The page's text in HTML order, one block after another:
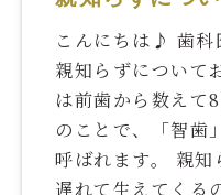
こんにちは♪ 歯科
親知らずについて
は前歯から数えて
のことで、「智歯
呼ばれます。 親知
遅れて生えてく